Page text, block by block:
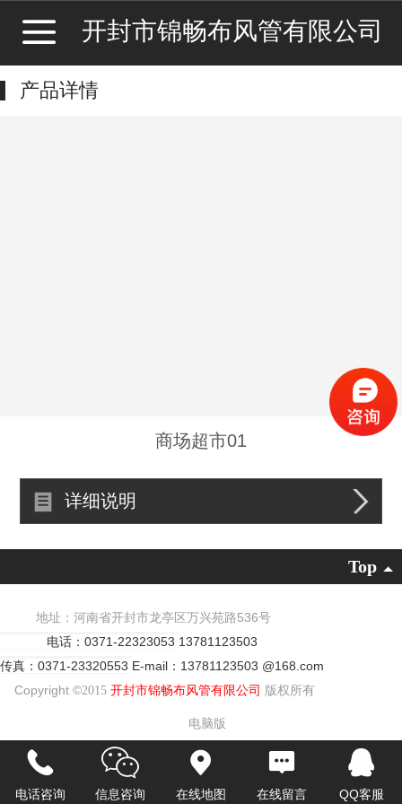
开封市锦畅布风管有限公司
产品详情
商场超市01
详细说明
Top
地址：河南省开封市龙亭区万兴苑路536号
电话：0371-22323053 13781123503
传真：0371-23320553 E-mail：13781123503 @168.com
Copyright ©2015 开封市锦畅布风管有限公司 版权所有
电脑版
电话咨询 信息咨询 在线地图 在线留言 QQ客服